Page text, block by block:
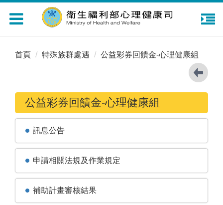
Toggle
navigation
首頁 特殊族群處遇 公益彩券回饋金-心理健康組
公益彩券回饋金-心理健康組
訊息公告
申請相關法規及作業規定
補助計畫審核結果